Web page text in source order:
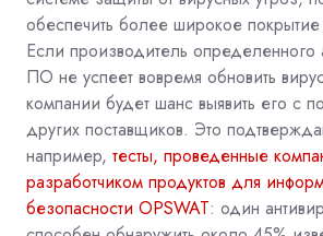
обеспечить более широкое
Если производитель определенного
ПО не успеет вовремя обновить
компании будет шанс выявить его с
других поставщиков. Это
например, тесты, проведенные
разработчиком продуктов для
безопасности OPSWAT: один